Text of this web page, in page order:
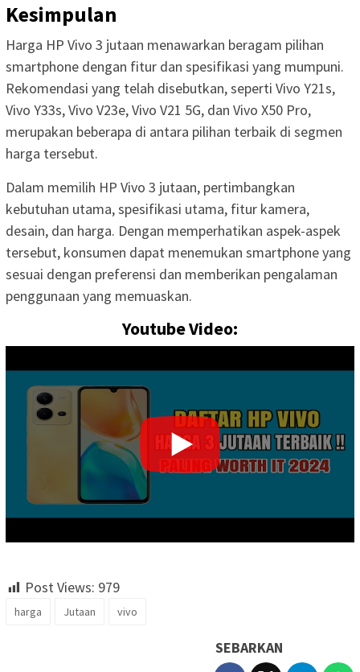
Kesimpulan
Harga HP Vivo 3 jutaan menawarkan beragam pilihan
smartphone dengan fitur dan spesifikasi yang mumpuni.
Rekomendasi yang telah disebutkan, seperti Vivo Y21s,
Vivo Y33s, Vivo V23e, Vivo V21 5G, dan Vivo X50 Pro,
merupakan beberapa di antara pilihan terbaik di segmen
harga tersebut.
Dalam memilih HP Vivo 3 jutaan, pertimbangkan
kebutuhan utama, spesifikasi utama, fitur kamera,
desain, dan harga. Dengan memperhatikan aspek-aspek
tersebut, konsumen dapat menemukan smartphone yang
sesuai dengan preferensi dan memberikan pengalaman
penggunaan yang memuaskan.
Youtube Video:
Post Views: 979
harga Jutaan vivo
SEBARKAN